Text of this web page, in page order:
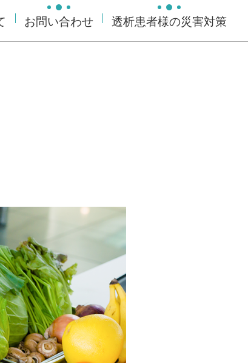
お問い合わせ 透析患者様の災害対策